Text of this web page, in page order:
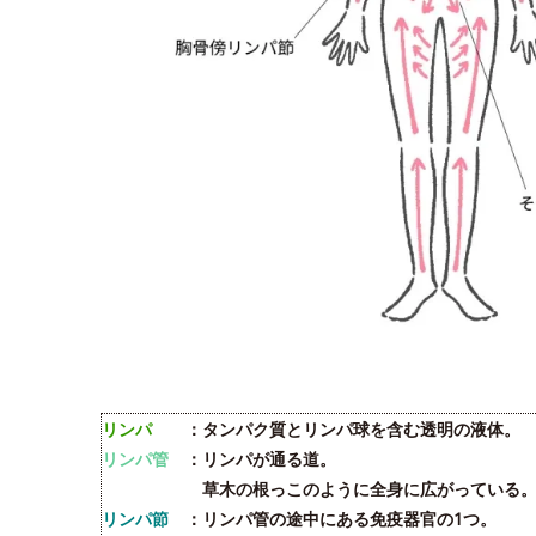
リンパ：タンパク質とリンパ球を含む透明の液体。
リンパ管 ：リンパが通る道。
草木の根っこのように全身に広がっている。
リンパ節 ：リンパ管の途中にある免疫器官の1つ。